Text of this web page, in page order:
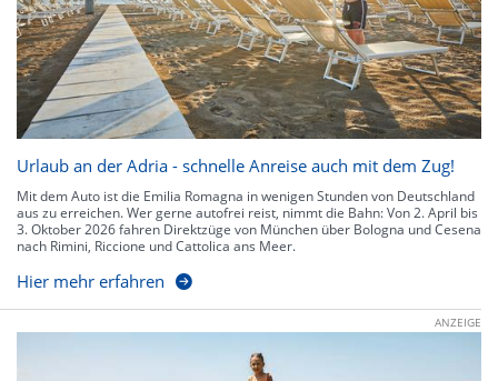
Urlaub an der Adria - schnelle Anreise auch mit dem Zug!
Mit dem Auto ist die Emilia Romagna in wenigen Stunden von Deutschland
aus zu erreichen. Wer gerne autofrei reist, nimmt die Bahn: Von 2. April bis
3. Oktober 2026 fahren Direktzüge von München über Bologna und Cesena
nach Rimini, Riccione und Cattolica ans Meer.
Hier mehr erfahren
ANZEIGE